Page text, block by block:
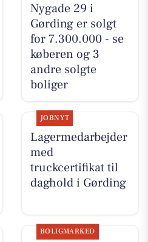
Nygade 29 i
Gørding er solgt
for 7.300.000 - se
køberen og 3
andre solgte
boliger
JOBNYT
Lagermedarbejder
med
truckcertifikat til
daghold i Gørding
BOLIGMARKED